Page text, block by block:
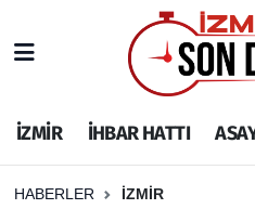
İZMİR İHBAR HATTI
HABERLER İZMİR
İHBAR HATTI
DEPREM
İzmir Nöbetçi
İzmir Hava Durumu
İzmir Namaz Vakitleri